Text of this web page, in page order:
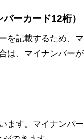
ーカード12桁）
を記載するため、
は、マイナンバー
ます。マイナンバ